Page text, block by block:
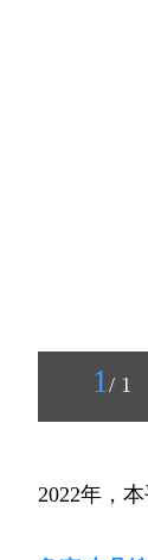
1 / 1
2022年，